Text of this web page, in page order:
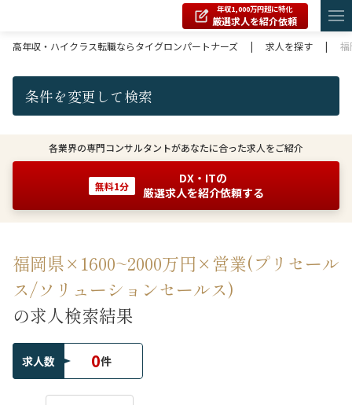
年収1,000万円超に特化
厳選求人を紹介依頼
高年収・ハイクラス転職ならタイグロンパートナーズ
| 求人を探す |
条件を変更して検索
各業界の専門コンサルタントがあなたに合った求人をご紹介
無料1分
DX・ITの
厳選求人を紹介依頼する
福岡県×1600~2000万円×営業(プリセール
ス/ソリューションセールス)
の求人検索結果
求人数 0件